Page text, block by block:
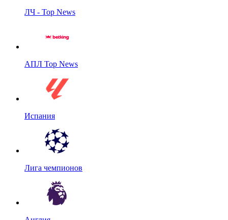
ЛЧ - Top News
АПЛ Top News
Испания
Лига чемпионов